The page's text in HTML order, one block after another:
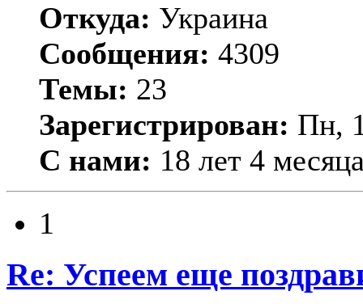
Откуда: Украина
Сообщения: 4309
Темы: 23
Зарегистрирован: Пн,
С нами: 18 лет 4
1
Re: Успеем еще